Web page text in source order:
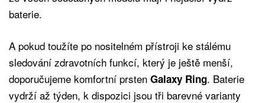
baterie.
A pokud toužíte po nositelném přístroji ke stálému
sledování zdravotních funkcí, který je ještě menší,
doporučujeme komfortní prsten Galaxy Ring. Baterie
vydrží až týden, k dispozici jsou tři barevné varianty